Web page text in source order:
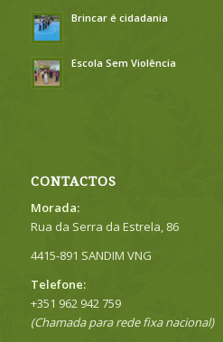
Brincar é cidadania
Escola Sem Violência
CONTACTOS
Morada:
Rua da Serra da Estrela, 86
4415-891 SANDIM VNG
Telefone:
+351 962 942 759
(Chamada para rede fixa nacional)